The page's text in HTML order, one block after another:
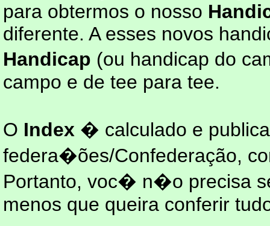
para obtermos o nosso
diferente. A esses novos
Handicap (ou handicap do
campo e de tee para tee.
O Index � calculado e
federa�ões/Confederação,
Portanto, voc� n�o precisa
menos que queira conferir